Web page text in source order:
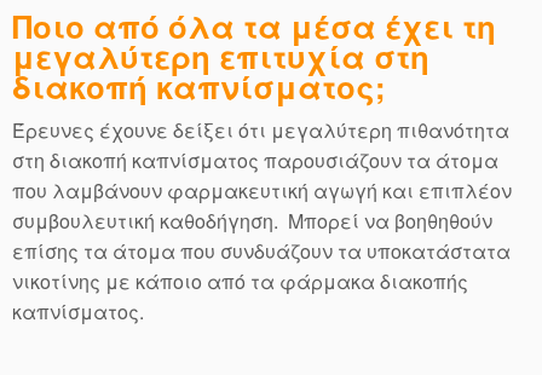
Ποιο από όλα τα μέσα έχει τη
μεγαλύτερη επιτυχία στη
διακοπή καπνίσματος;
Έρευνες έχουνε δείξει ότι μεγαλύτερη πιθανότητα
στη διακοπή καπνίσματος παρουσιάζουν τα άτομα
που λαμβάνουν φαρμακευτική αγωγή και επιπλέον
συμβουλευτική καθοδήγηση. Μπορεί να βοηθηθούν
επίσης τα άτομα που συνδυάζουν τα υποκατάστατα
νικοτίνης με κάποιο από τα φάρμακα διακοπής
καπνίσματος.